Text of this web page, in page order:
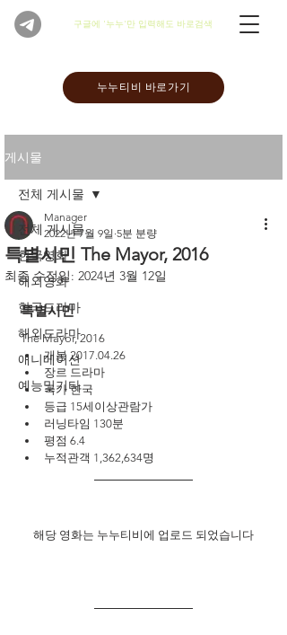
​구글에 '누누'만 입력해도 바로검색
누누티비 바로가기
게시물
전체 게시물
한국영화
해외영화
한국드라마
해외드라마
애니메이션
예능및기타
전체 게시물
특별시민 The Mayor, 2016
Manager
2022년 7월 9일 5분 분량
최종 수정일: 2024년 3월 12일
특별시민
The Mayor, 2016
개봉 2017.04.26
장르 드라마
국가 한국
등급 15세이상관람가
러닝타임 130분
평점 6.4
누적관객 1,362,634명
해당 영화는 누누티비에 업로드 되었습니다